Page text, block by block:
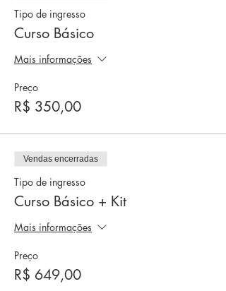
Tipo de ingresso
Curso Básico
Mais informações
Preço
R$ 350,00
Vendas encerradas
Tipo de ingresso
Curso Básico + Kit
Mais informações
Preço
R$ 649,00